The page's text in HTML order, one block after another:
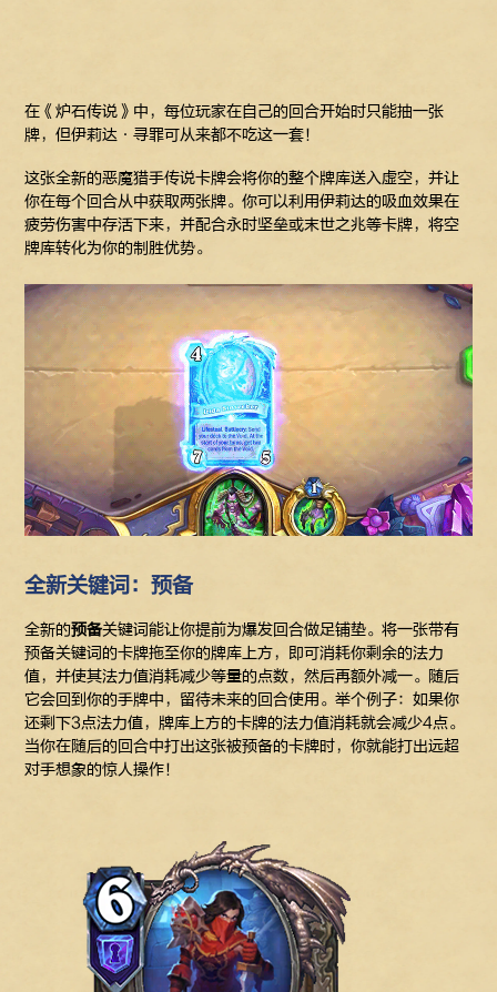
在《炉石传说》中，每位玩家在自己的回合开始时只能抽一张
牌，但伊莉达·寻罪可从来都不吃这一套！
这张全新的恶魔猎手传说卡牌会将你的整个牌库送入虚空，并让
你在每个回合从中获取两张牌。你可以利用伊莉达的吸血效果在
疲劳伤害中存活下来，并配合永时坚垒或末世之兆等卡牌，将空
牌库转化为你的制胜优势。
全新关键词：预备
全新的预备关键词能让你提前为爆发回合做足铺垫。将一张带有
预备关键词的卡牌拖至你的牌库上方，即可消耗你剩余的法力
值，并使其法力值消耗减少等量的点数，然后再额外减一。随后
它会回到你的手牌中，留待未来的回合使用。举个例子：如果你
还剩下3点法力值，牌库上方的卡牌的法力值消耗就会减少4点。
当你在随后的回合中打出这张被预备的卡牌时，你就能打出远超
对手想象的惊人操作！